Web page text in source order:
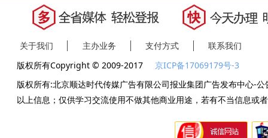
版权所有Copyright © 2009-2017 京ICP备17069179号-3
版权所有:北京顺达时代传媒广告有限公司报业集团广告发布中心-公
以上信息；仅供学习交流使用不做其他商业用途，若有不当信息或
关于我们 主办业务 支付方式 联系我们